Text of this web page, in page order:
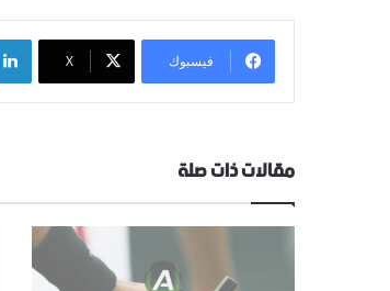
فيسبوك ‫X
مقالات ذات صلة